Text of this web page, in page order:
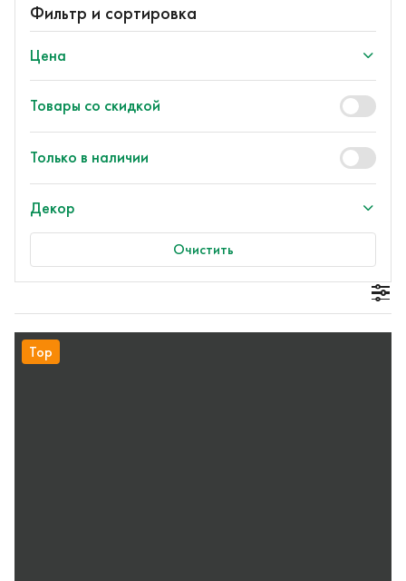
Фильтр и сортировка
Цена
Товары со скидкой
Только в наличии
Декор
Очистить
Top